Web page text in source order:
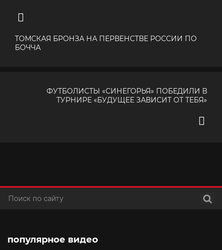
ТОМСКАЯ БРОНЗА НА ПЕРВЕНСТВЕ РОССИИ ПО
БОЧЧА
ФУТБОЛИСТЫ «СИНЕГОРЬЯ» ПОБЕДИЛИ В
ТУРНИРЕ «БУДУЩЕЕ ЗАВИСИТ ОТ ТЕБЯ»
популярное видео